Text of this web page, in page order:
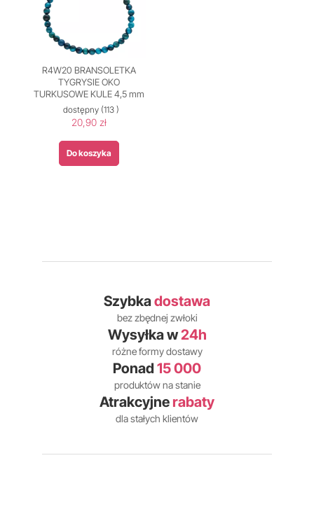
R4W20 BRANSOLETKA
TYGRYSIE OKO
TURKUSOWE KULE 4,5 mm
dostępny(113 )
20,90 zł
Do koszyka
Szybkadostawa
bez zbędnej zwłoki
Wysyłka w24h
różne formy dostawy
Ponad 15 000
produktów na stanie
Atrakcyjne rabaty
dla stałych klientów